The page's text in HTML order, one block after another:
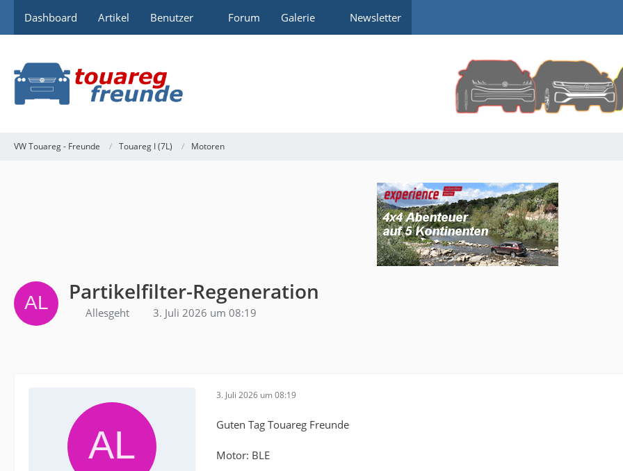
Dashboard Artikel Benutzer Forum Galerie Newsletter
VW Touareg - Freunde Touareg I (7L) Motoren
Partikelfilter-Regeneration
Allesgeht 3. Juli 2026 um 08:19
3. Juli 2026 um 08:19
Guten Tag Touareg Freunde
Motor: BLE